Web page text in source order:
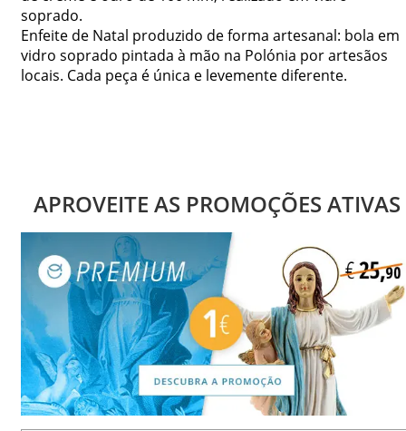
soprado.
Enfeite de Natal produzido de forma artesanal: bola em
vidro soprado pintada à mão na Polónia por artesãos
locais. Cada peça é única e levemente diferente.
APROVEITE AS PROMOÇÕES ATIVAS